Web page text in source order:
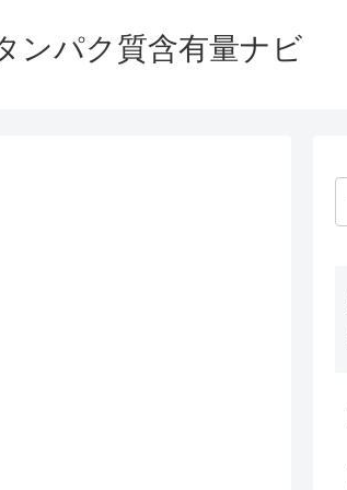
ンパク質含有量ナビ